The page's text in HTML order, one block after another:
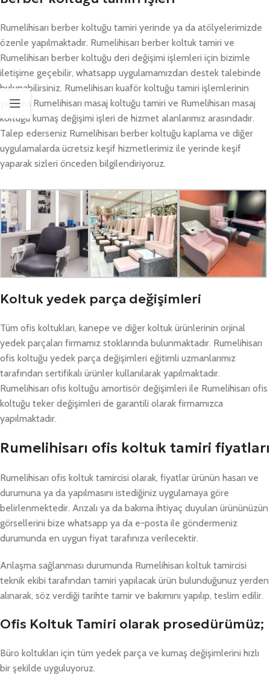
Rumelihisarı berber koltuğu tamiri yerinde ya da atölyelerimizde
özenle yapılmaktadır. Rumelihisarı berber koltuk tamiri ve
Rumelihisarı berber koltuğu deri değişimi işlemleri için bizimle
iletişime geçebilir, whatsapp uygulamamızdan destek talebinde
bulunabilirsiniz. Rumelihisarı kuaför koltuğu tamiri işlemlerinin
yanısıra Rumelihisarı masaj koltuğu tamiri ve Rumelihisarı masaj
koltuğu kumaş değişimi işleri de hizmet alanlarımız arasındadır.
Talep ederseniz Rumelihisarı berber koltuğu kaplama ve diğer
uygulamalarda ücretsiz keşif hizmetlerimiz ile yerinde keşif
yaparak sizleri önceden bilgilendiriyoruz.
Koltuk yedek parça değişimleri
Tüm ofis koltukları, kanepe ve diğer koltuk ürünlerinin orjinal
yedek parçaları firmamız stoklarında bulunmaktadır. Rumelihisarı
ofis koltuğu yedek parça değişimleri eğitimli uzmanlarımız
tarafından sertifikalı ürünler kullanılarak yapılmaktadır.
Rumelihisarı ofis koltuğu amortisör değişimleri ile Rumelihisarı ofis
koltuğu teker değişimleri de garantili olarak firmamızca
yapılmaktadır.
Rumelihisarı ofis koltuk tamiri fiyatları
Rumelihisarı ofis koltuk tamircisi olarak, fiyatlar ürünün hasarı ve
durumuna ya da yapılmasını istediğiniz uygulamaya göre
belirlenmektedir. Arızalı ya da bakıma ihtiyaç duyulan ürününüzün
görsellerini bize whatsapp ya da e-posta ile göndermeniz
durumunda en uygun fiyat tarafınıza verilecektir.
Anlaşma sağlanması durumunda Rumelihisarı koltuk tamircisi
teknik ekibi tarafından tamiri yapılacak ürün bulunduğunuz yerden
alınarak, söz verdiği tarihte tamir ve bakımını yapılıp, teslim edilir.
Ofis Koltuk Tamiri olarak prosedürümüz;
Büro koltukları için tüm yedek parça ve kumaş değişimlerini hızlı
bir şekilde uyguluyoruz.